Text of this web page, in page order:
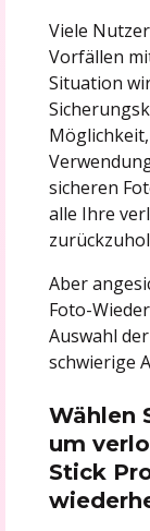
Viele
Vorfällen
Situation
sicheren
alle Ihre
Aber
Foto-
Auswahl
schwierige
Wählen
um
Stick